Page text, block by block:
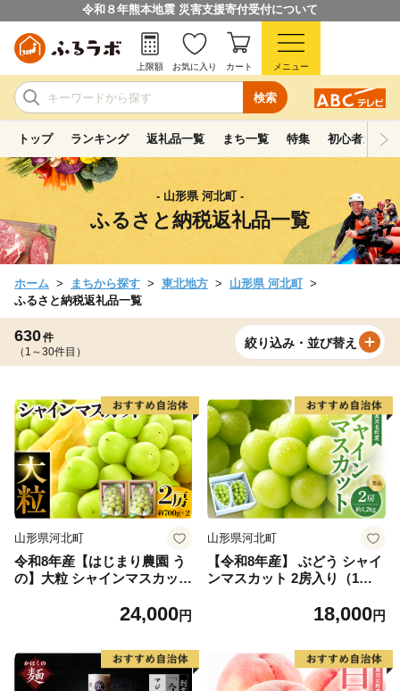
令和８年熊本地震 災害支援寄付受付について
検索
上限額 お気に入り カート メニュー
トップ ランキング 返礼品一覧 まち一覧 特集 初心者ガイド
- 山形県 河北町 -
ふるさと納税返礼品一覧
ホーム まちから探す 東北地方
山形県 河北町
ふるさと納税返礼品一覧
630件
（1～30件目）
絞り込み・並び替え
山形県河北町
令和8年産【はじまり農園 う
の】大粒 シャインマスカット
河北町産 【河北町観光物産協
24,000円
山形県河北町
【令和8年産】 ぶどう シャイ
ンマスカット 2房入り（1房6
産【山形eLab】 ka074-023-r
18,000円